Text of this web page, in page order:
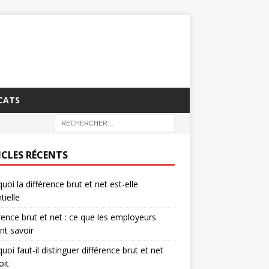
RÉCENTS
la différence brut et net est-elle
brut et net : ce que les employeurs
savoir
faut-il distinguer différence brut et net